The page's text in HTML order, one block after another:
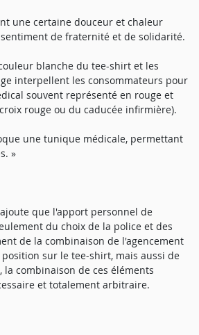
une certaine douceur et chaleur
de fraternité et de solidarité.
blanche du tee-shirt et les
interpellent les consommateurs pour
souvent représenté en rouge et
rouge ou du caducée infirmière).
une tunique médicale, permettant
»
que l'apport personnel de
du choix de la police et des
de la combinaison de l'agencement
sur le tee-shirt, mais aussi de
combinaison de ces éléments
et totalement arbitraire.